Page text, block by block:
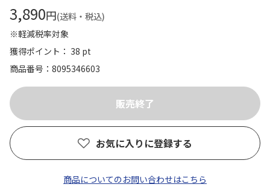
3,890円(送料・税込)
※軽減税率対象
獲得ポイント： 38 pt
商品番号
8095346603
お気に入りに登録する
商品についてのお問い合わせはこちら